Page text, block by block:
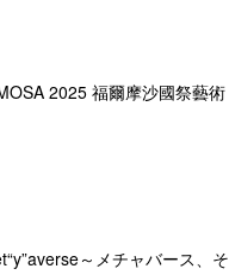
2025 福爾摩沙國祭藝術
～メチャバース、そ